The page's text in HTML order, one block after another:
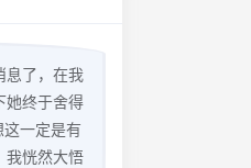
息了，在我
她终于舍得
这一定是有
我恍然大悟